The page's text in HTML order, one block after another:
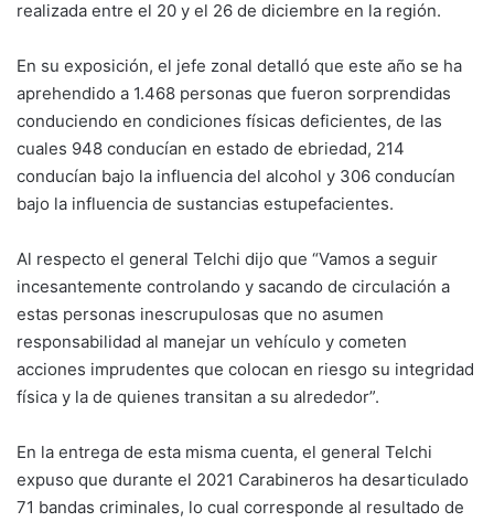
realizada entre el 20 y el 26 de diciembre en la región.
En su exposición, el jefe zonal detalló que este año se ha
aprehendido a 1.468 personas que fueron sorprendidas
conduciendo en condiciones físicas deficientes, de las
cuales 948 conducían en estado de ebriedad, 214
conducían bajo la influencia del alcohol y 306 conducían
bajo la influencia de sustancias estupefacientes.
Al respecto el general Telchi dijo que “Vamos a seguir
incesantemente controlando y sacando de circulación a
estas personas inescrupulosas que no asumen
responsabilidad al manejar un vehículo y cometen
acciones imprudentes que colocan en riesgo su integridad
física y la de quienes transitan a su alrededor”.
En la entrega de esta misma cuenta, el general Telchi
expuso que durante el 2021 Carabineros ha desarticulado
71 bandas criminales, lo cual corresponde al resultado de